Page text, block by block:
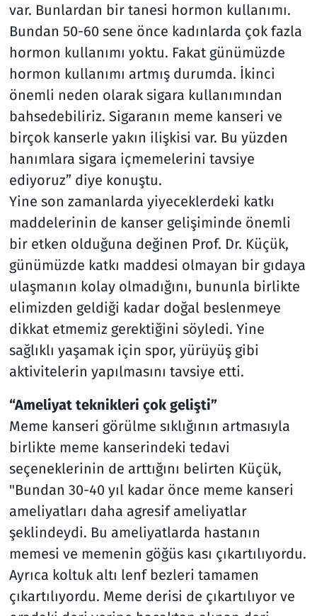
var. Bunlardan bir tanesi hormon kullanımı.
Bundan 50-60 sene önce kadınlarda çok fazla
hormon kullanımı yoktu. Fakat günümüzde
hormon kullanımı artmış durumda. İkinci
önemli neden olarak sigara kullanımından
bahsedebiliriz. Sigaranın meme kanseri ve
birçok kanserle yakın ilişkisi var. Bu yüzden
hanımlara sigara içmemelerini tavsiye
ediyoruz” diye konuştu.
Yine son zamanlarda yiyeceklerdeki katkı
maddelerinin de kanser gelişiminde önemli
bir etken olduğuna değinen Prof. Dr. Küçük,
günümüzde katkı maddesi olmayan bir gıdaya
ulaşmanın kolay olmadığını, bununla birlikte
elimizden geldiği kadar doğal beslenmeye
dikkat etmemiz gerektiğini söyledi. Yine
sağlıklı yaşamak için spor, yürüyüş gibi
aktivitelerin yapılmasını tavsiye etti.
“Ameliyat teknikleri çok gelişti”
Meme kanseri görülme sıklığının artmasıyla
birlikte meme kanserindeki tedavi
seçeneklerinin de arttığını belirten Küçük,
"Bundan 30-40 yıl kadar önce meme kanseri
ameliyatları daha agresif ameliyatlar
şeklindeydi. Bu ameliyatlarda hastanın
memesi ve memenin göğüs kası çıkartılıyordu.
Ayrıca koltuk altı lenf bezleri tamamen
çıkartılıyordu. Meme derisi de çıkartılıyor ve